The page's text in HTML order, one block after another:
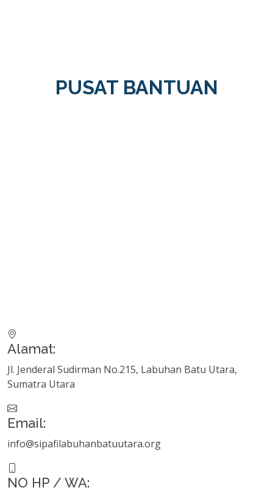
PUSAT BANTUAN
Alamat:
Jl. Jenderal Sudirman No.215, Labuhan Batu Utara,
Sumatra Utara
Email:
info@sipafilabuhanbatuutara.org
NO HP / WA: